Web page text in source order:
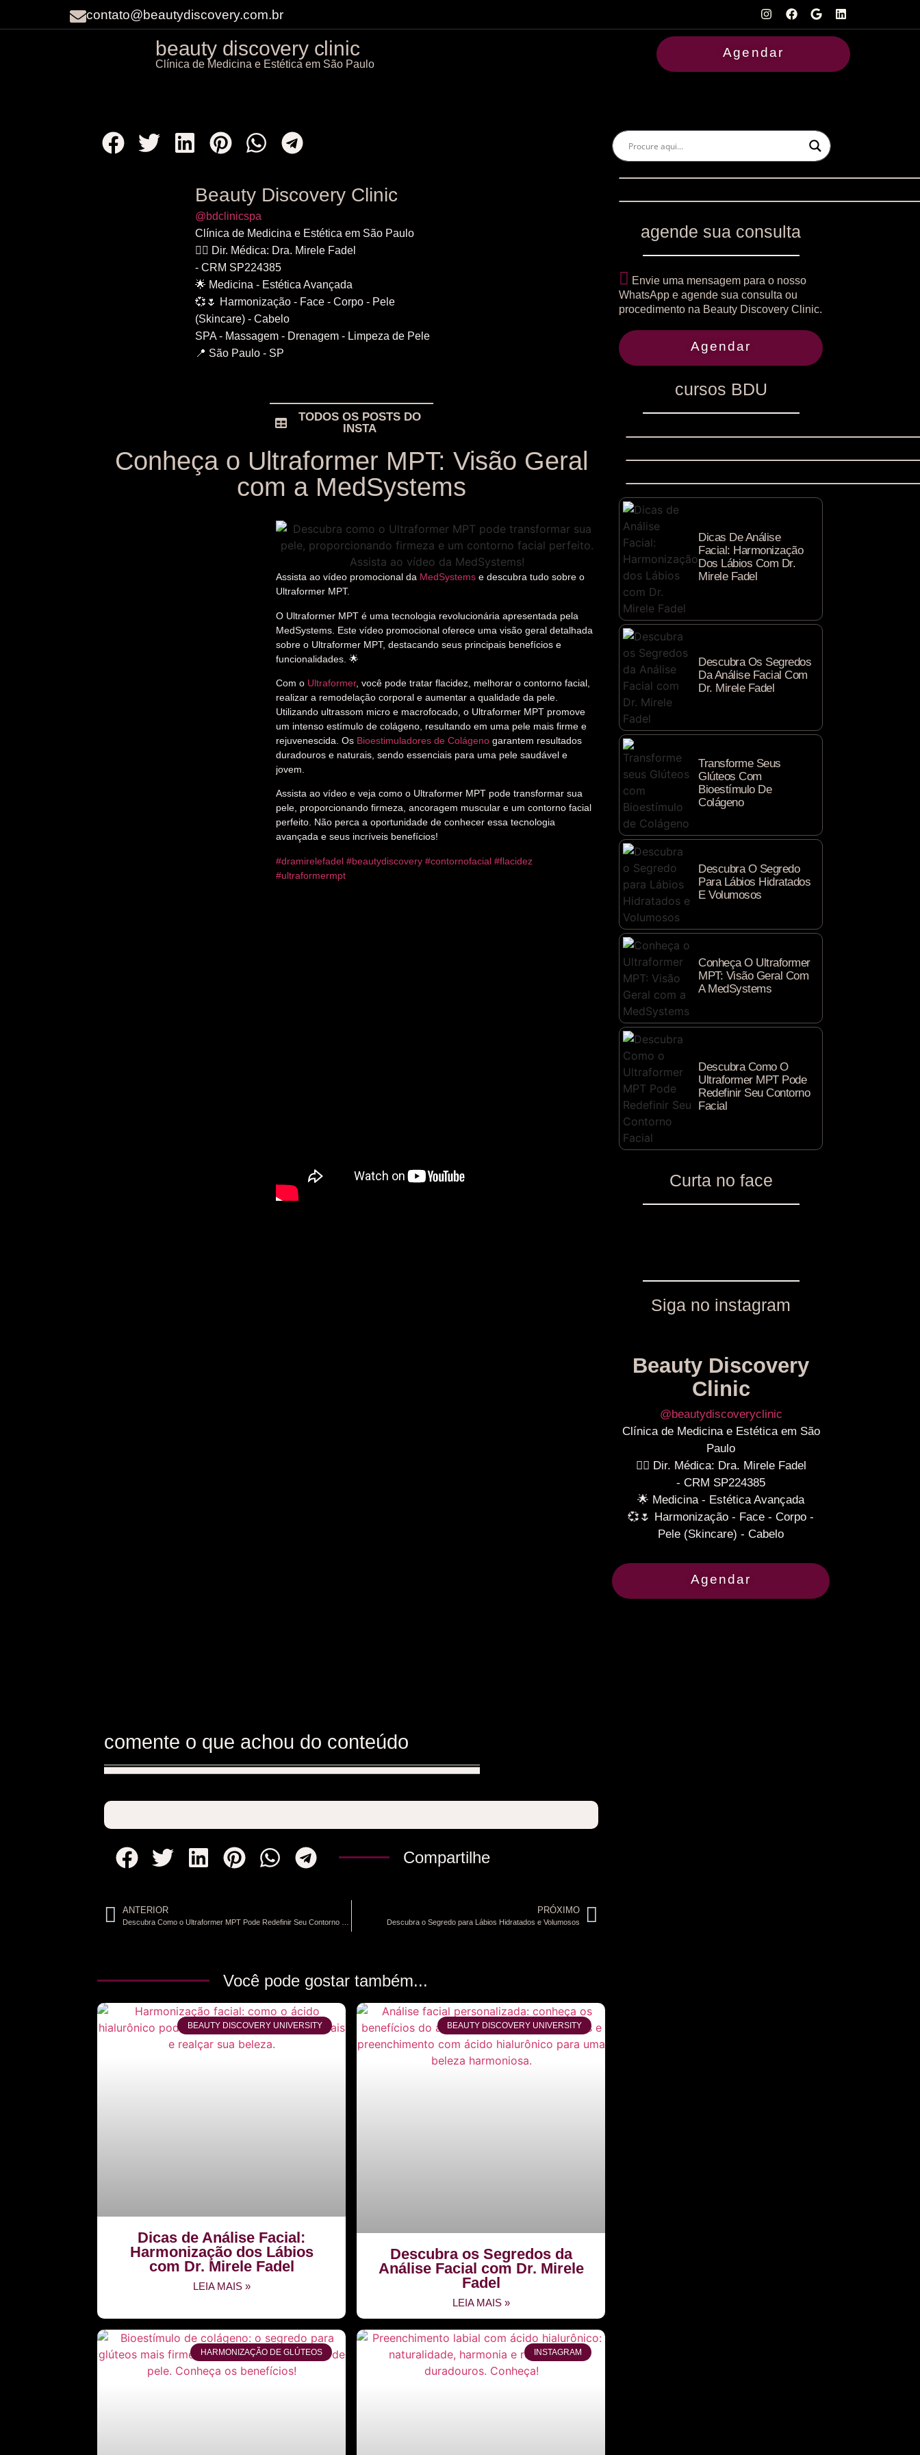
contato@beautydiscovery.com.br
beauty discovery clinic
Clínica de Medicina e Estética em São Paulo
Agendar
agende sua consulta
Envie uma mensagem para o nosso
WhatsApp e agende sua consulta ou
procedimento na Beauty Discovery Clinic.
Agendar
cursos BDU
Dicas De Análise
Facial: Harmonização
Dos Lábios Com Dr.
Mirele Fadel
Descubra Os Segredos
Da Análise Facial Com
Dr. Mirele Fadel
Transforme Seus
Glúteos Com
Bioestímulo De
Colágeno
Descubra O Segredo
Para Lábios Hidratados
E Volumosos
Conheça O Ultraformer
MPT: Visão Geral Com
A MedSystems
Descubra Como O
Ultraformer MPT Pode
Redefinir Seu Contorno
Facial
Curta no face
Siga no instagram
Beauty Discovery
Clinic
@beautydiscoveryclinic
Clínica de Medicina e Estética em São
Paulo
👩‍⚕️ Dir. Médica: Dra. Mirele Fadel
- CRM SP224385
🌟 Medicina - Estética Avançada
💞🌷 Harmonização - Face - Corpo -
Pele (Skincare) - Cabelo
Agendar
Beauty Discovery Clinic
@bdclinicspa
Clínica de Medicina e Estética em São Paulo
👩‍⚕️ Dir. Médica: Dra. Mirele Fadel
- CRM SP224385
🌟 Medicina - Estética Avançada
💞🌷 Harmonização - Face - Corpo - Pele
(Skincare) - Cabelo
SPA - Massagem - Drenagem - Limpeza de Pele
📍 São Paulo - SP
TODOS OS POSTS DO
INSTA
Conheça o Ultraformer MPT: Visão Geral
com a MedSystems
Assista ao vídeo promocional da MedSystemse descubra tudo sobre o
Ultraformer MPT.
O Ultraformer MPT é uma tecnologia revolucionária apresentada pela
MedSystems. Este vídeo promocional oferece uma visão geral detalhada
sobre o Ultraformer MPT, destacando seus principais benefícios e
funcionalidades. 🌟
Com o Ultraformer, você pode tratar flacidez, melhorar o contorno facial,
realizar a remodelação corporal e aumentar a qualidade da pele.
Utilizando ultrassom micro e macrofocado, o Ultraformer MPT promove
um intenso estímulo de colágeno, resultando em uma pele mais firme e
rejuvenescida. Os Bioestimuladores de Colágenogarantem resultados
duradouros e naturais, sendo essenciais para uma pele saudável e
jovem.
Assista ao vídeo e veja como o Ultraformer MPT pode transformar sua
pele, proporcionando firmeza, ancoragem muscular e um contorno facial
perfeito. Não perca a oportunidade de conhecer essa tecnologia
avançada e seus incríveis benefícios!
#dramirelefadel #beautydiscovery #contornofacial #flacidez
#ultraformermpt
comente o que achou do conteúdo
Compartilhe
ANTERIOR
Descubra Como o Ultraformer MPT Pode Redefinir Seu Contorno Facial
PRÓXIMO
Descubra o Segredo para Lábios Hidratados e Volumosos
Você pode gostar também...
BEAUTY DISCOVERY UNIVERSITY
Dicas de Análise Facial:
Harmonização dos Lábios
com Dr. Mirele Fadel
LEIA MAIS »
BEAUTY DISCOVERY UNIVERSITY
Descubra os Segredos da
Análise Facial com Dr. Mirele
Fadel
LEIA MAIS »
HARMONIZAÇÃO DE GLÚTEOS INSTAGRAM